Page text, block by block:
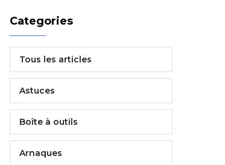
Categories
Tous les articles
Astuces
Boîte à outils
Arnaques